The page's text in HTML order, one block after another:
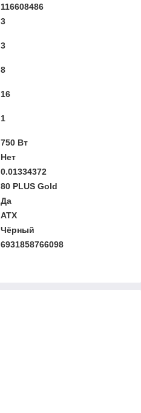
116608486
3
3
8
16
1
750 Вт
Нет
0.01334372
80 PLUS Gold
Да
ATX
Чёрный
6931858766098